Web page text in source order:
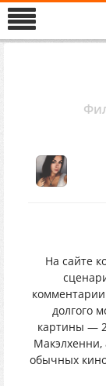
На сайте
долгого
картины —
Макэлхенни,
обычных